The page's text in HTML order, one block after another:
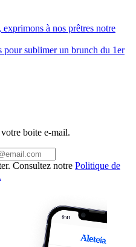
à nos prêtres notre
sublimer un brunch du 1er
boite e-mail.
Consultez notre Politique de